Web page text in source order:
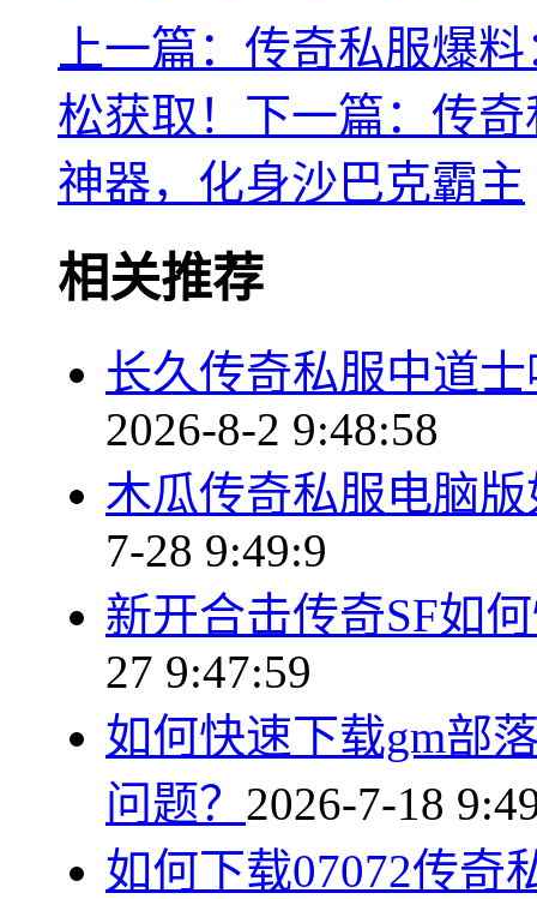
上一篇：传奇私服爆
松获取！ 下一篇：传
神器，化身沙巴克霸主
相关推荐
长久传奇私服中道
2026-8-2 9:48:58
木瓜传奇私服电脑
7-28 9:49:9
新开合击传奇SF如
27 9:47:59
如何快速下载gm部
问题？ 2026-7-18
如何下载07072传奇